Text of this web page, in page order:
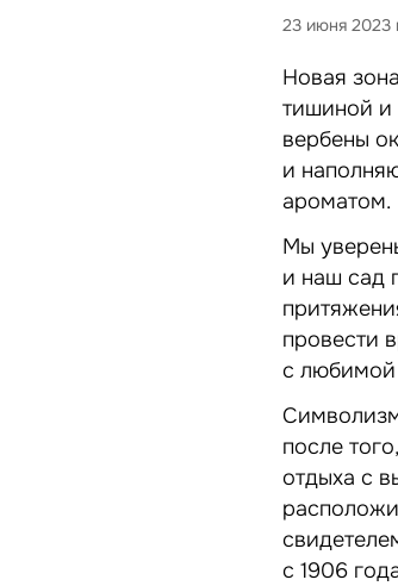
23 июня 2023
Новая
тишиной и
вербены
и
ароматом.
Мы
и наш сад
провести
с любимой
после
отдыха с
с 1906